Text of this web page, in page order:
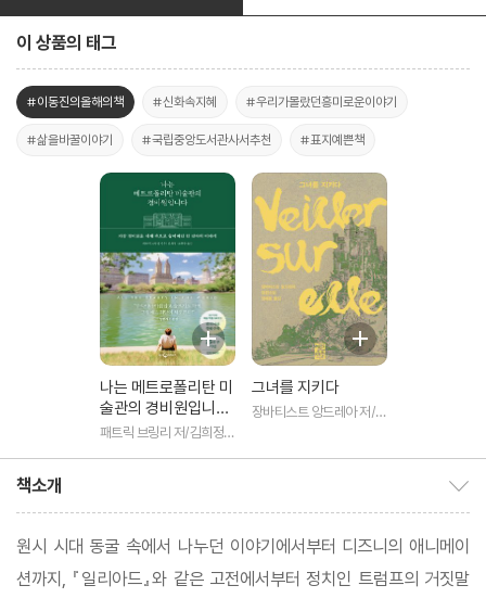
이 상품의 태그
#이동진의올해의책 #신화속지혜 #우리가몰랐던흥미로운이야기
#삶을바꿀이야기 #국립중앙도서관사서추천 #표지예쁜책
나는 메트로폴리탄 미
술관의 경비원입니다
(25만 부 기념 전면
패트릭 브링리 저/김희정,
그녀를 지키다
장바티스트 앙드레아 저/정
책소개
원시 시대 동굴 속에서 나누던 이야기에서부터 디즈니의 애니메이
션까지, 『일리아드』와 같은 고전에서부터 정치인 트럼프의 거짓말